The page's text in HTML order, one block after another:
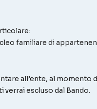
familiare di
all’ente, al momento
escluso dal Bando.